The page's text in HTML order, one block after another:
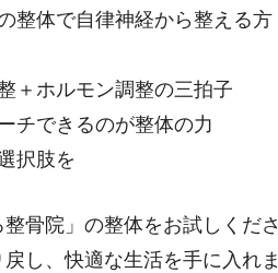
整体で自律神経から整える方
＋ホルモン調整の三拍子
チできるのが整体の力
択肢を
骨院」の整体をお試しくださ
し、快適な生活を手に入れま